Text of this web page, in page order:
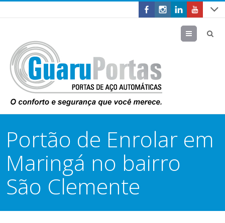
Menu
Portão de Enrolar em
Maringá no bairro
São Clemente